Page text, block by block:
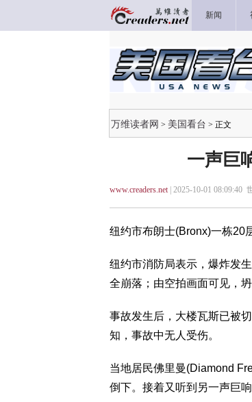
新闻
万维读者网 > 美国看台 > 正文
一声巨
www.creaders.net| 2025-10-01 08:09:40
纽约市布朗士(Bronx)一栋20
纽约市消防局表示，爆炸发
全崩落；由空拍画面可见，
事故发生后，大楼瓦斯已被
知，事故中无人受伤。
当地居民佛里曼(Diamond
倒下。接着又听到另一声巨